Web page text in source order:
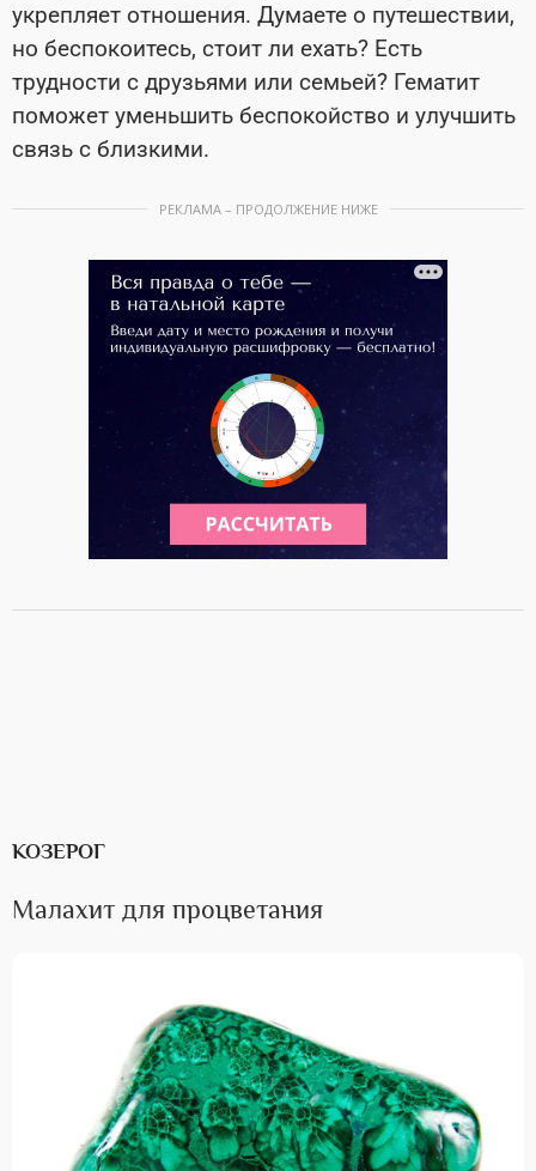
укрепляет отношения. Думаете о путешествии,
но беспокоитесь, стоит ли ехать? Есть
трудности с друзьями или семьей? Гематит
поможет уменьшить беспокойство и улучшить
связь с близкими.
РЕКЛАМА – ПРОДОЛЖЕНИЕ НИЖЕ
КОЗЕРОГ
Малахит для процветания